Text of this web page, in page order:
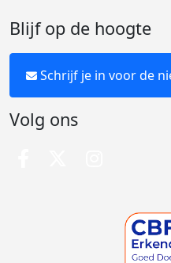
Blijf op de hoogte
Schrijf je in voor de
Volg ons